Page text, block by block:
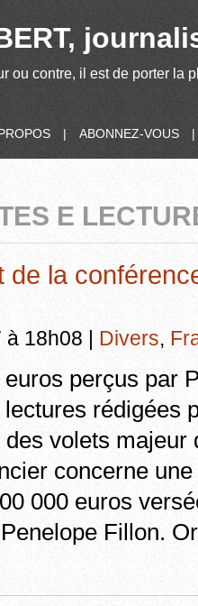
ou contre, il est de porter
| ABONNEZ-VOUS |
E
de la
à 18h08 | Divers,
perçus par
rédigées
des volets majeur
concerne
000 euros
Fillon.